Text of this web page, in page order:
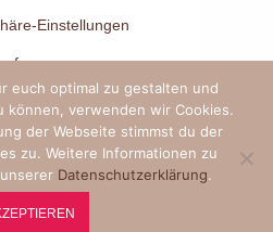
Einstellungen
– www.bilder-voller-liebe.de
euch optimal zu gestalten und
verwenden wir Cookies.
der Webseite stimmst du der
zu. Weitere Informationen zu
Datenschutzerklärung.